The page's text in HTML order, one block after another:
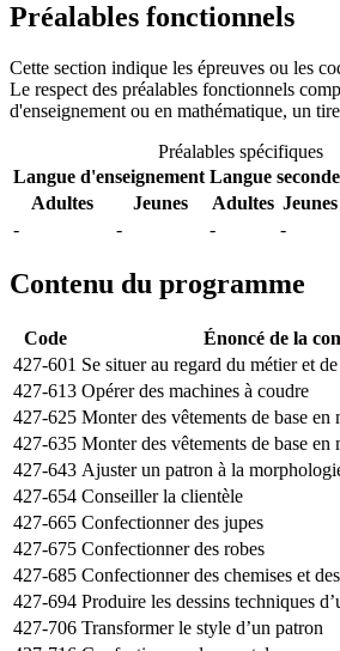
Préalables fonctionnels
Cette section indique les épreuves ou les
Le respect des préalables fonctionnels
d'enseignement ou en mathématique, un
Préalables spécifiques
Langue d'enseignement Langue seconde
Adultes
Jeunes Adultes Jeunes
-
- - -
Contenu du programme
Code Énoncé de la
427-601 Se situer au regard du métier et
427-613 Opérer des machines à coudre
427-625 Monter des vêtements de base en
427-635 Monter des vêtements de base en
427-643 Ajuster un patron à la
427-654 Conseiller la clientèle
427-665 Confectionner des jupes
427-675 Confectionner des robes
427-685 Confectionner des chemises et
427-694 Produire les dessins techniques
427-706 Transformer le style d’un patron